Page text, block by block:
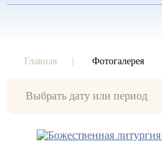
Главная Фотогалерея
Фотогалерея